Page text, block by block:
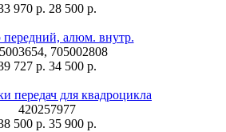
970 р. 28 500 р.
передний, алюм. внутр.
705002808
727 р. 34 500 р.
передач для квадроцикла
420257977
500 р. 35 900 р.